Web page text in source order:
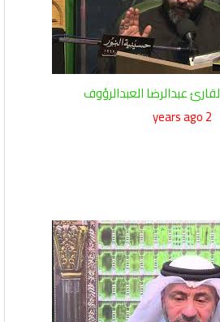
عبدالرضا العبدالرؤوف
2 years ago